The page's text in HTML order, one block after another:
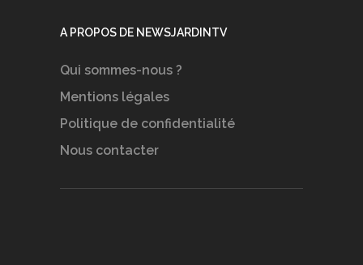
A PROPOS DE NEWSJARDINTV
Qui sommes-nous ?
Mentions légales
Politique de confidentialité
Nous contacter